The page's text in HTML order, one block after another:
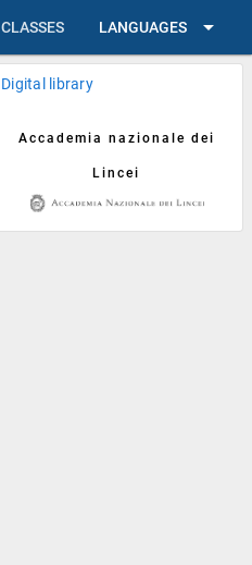
Digital library
Accademia nazionale dei
Lincei
CLASSES LANGUAGES arrow_drop_down